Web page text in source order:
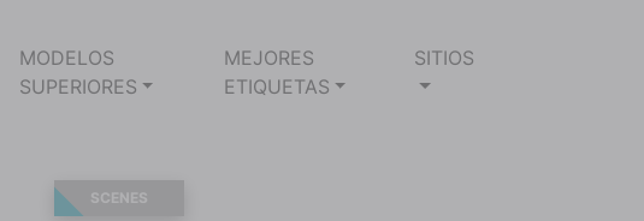
MODELOS
SUPERIORES
MEJORES
ETIQUETAS
SITIOS
SCENES